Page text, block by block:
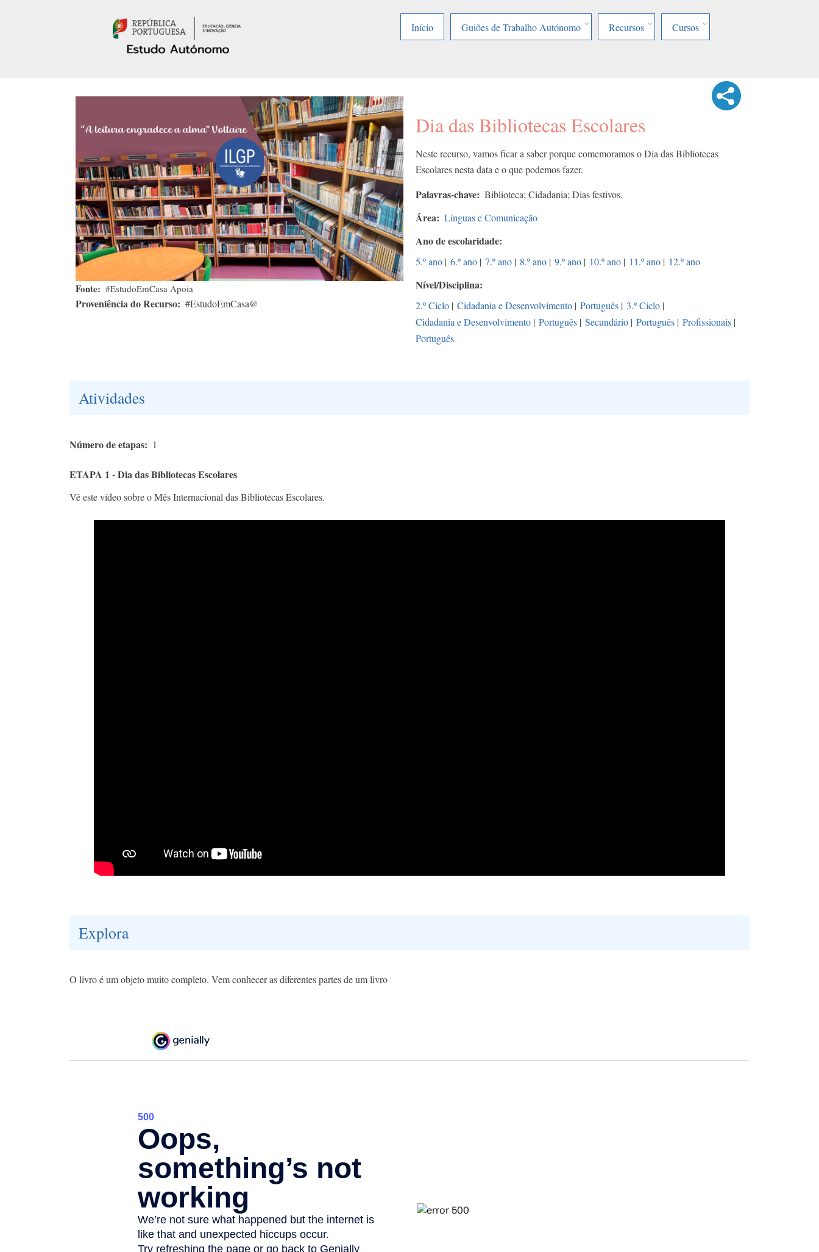
Início
Guiões de Trabalho Autónomo Recursos Cursos
Fonte #EstudoEmCasa Apoia
Proveniência do Recurso #EstudoEmCasa@
Dia das Bibliotecas Escolares
Neste recurso, vamos ficar a saber porque comemoramos o Dia das Bibliotecas
Escolares nesta data e o que podemos fazer.
Palavras-chave Biblioteca; Cidadania; Dias festivos.
Área Línguas e Comunicação
Ano de escolaridade
5.º ano | 6.º ano | 7.º ano | 8.º ano | 9.º ano | 10.º ano | 11.º ano | 12.º ano
Nível/Disciplina
2.º Ciclo | Cidadania e Desenvolvimento | Português | 3.º Ciclo |
Cidadania e Desenvolvimento | Português | Secundário | Português | Profissionais |
Português
Atividades
Número de etapas 1
ETAPA 1 - Dia das Bibliotecas Escolares
Vê este vídeo sobre o Mês Internacional das Bibliotecas Escolares.
Explora
O livro é um objeto muito completo. Vem conhecer as diferentes partes de um livro